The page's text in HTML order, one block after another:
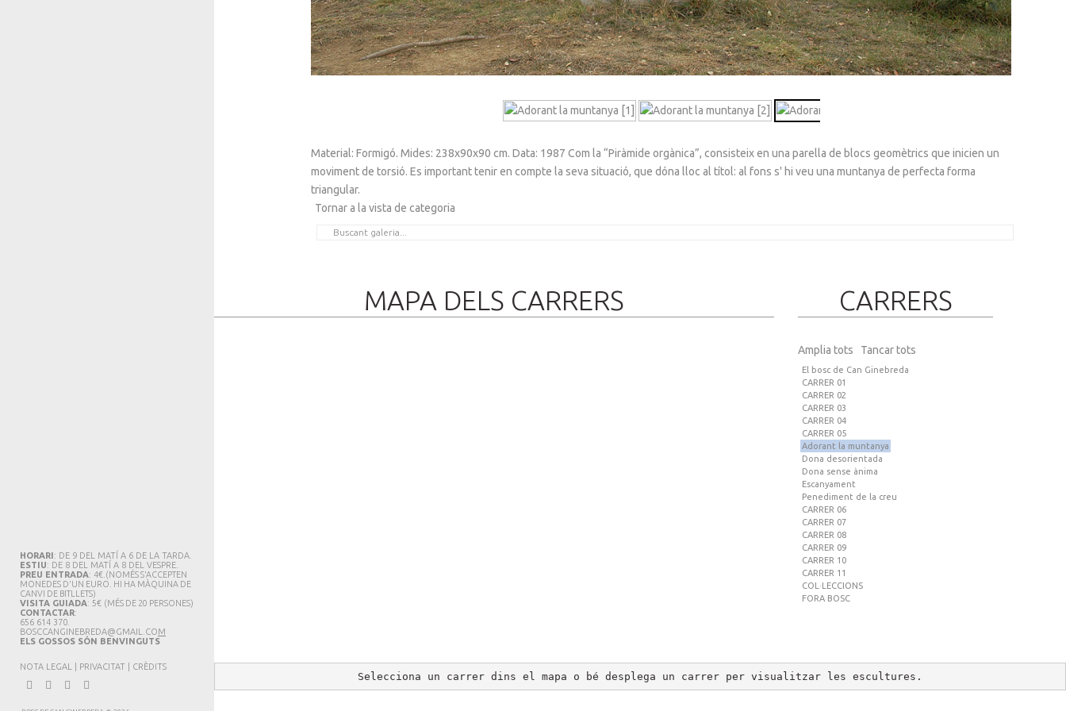
HORARI: DE 9 DEL MATÍ A 6 DE LA TARDA.
ESTIU: DE 8 DEL MATÍ A 8 DEL VESPRE.
PREU ENTRADA: 4€. (NOMÉS S'ACCEPTEN
MONEDES D'UN EURO. HI HA MÀQUINA DE
CANVI DE BITLLETS)
VISITA GUIADA: 5€ (MÉS DE 20 PERSONES)
CONTACTAR:
656 614 370.
BOSCCANGINEBREDA@GMAIL.COM
ELS GOSSOS SÓN BENVINGUTS
NOTA LEGAL PRIVACITAT CRÈDITS
Material: Formigó. Mides: 238x90x90 cm. Data: 1987 Com la “Piràmide orgànica”, consisteix en una parella de blocs geomètrics que inicien un
moviment de torsió. Es important tenir en compte la seva situació, que dóna lloc al títol: al fons s' hi veu una muntanya de perfecta forma
triangular.
Tornar a la vista de categoria
MAPA DELS CARRERS CARRERS
Amplia tots Tancar tots
El bosc de Can Ginebreda
CARRER 01
CARRER 02
CARRER 03
CARRER 04
CARRER 05
Adorant la muntanya
Dona desorientada
Dona sense ànima
Escanyament
Penediment de la creu
CARRER 06
CARRER 07
CARRER 08
CARRER 09
CARRER 10
CARRER 11
COL·LECCIONS
FORA BOSC
Selecciona un carrer dins el mapa o bé desplega un carrer per visualitzar les escultures.